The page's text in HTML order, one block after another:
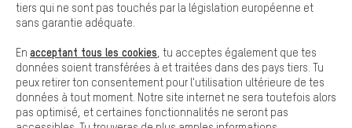
Programme d'affiliation Mentions Légales Protection des données
Reprise des batteries Corepile Paramètres de cookies
Modifier le contraste
tiers qui ne sont pas touchés par la législation européenne et
sans garantie adéquate.
En acceptant tous les cookies , tu acceptes également que tes
données soient transférées à et traitées dans des pays tiers. Tu
peux retirer ton consentement pour l'utilisation ultérieure de tes
données à tout moment. Notre site internet ne sera toutefois alors
pas optimisé, et certaines fonctionnalités ne seront pas